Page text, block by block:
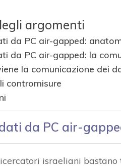
argomenti
da PC air-gapped:
da PC air-gapped: la
la comunicazione dei
contromisure
da PC air-
israeliani